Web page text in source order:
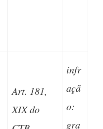
Art. 181,
XIX do
infr
açã
o:
gra